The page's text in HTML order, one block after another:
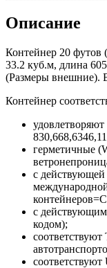
Описание
Контейнер 20 футов
33.2 куб.м, длина
(Размеры внешние).
Контейнер
герметичные
с действующей
с
кодом);